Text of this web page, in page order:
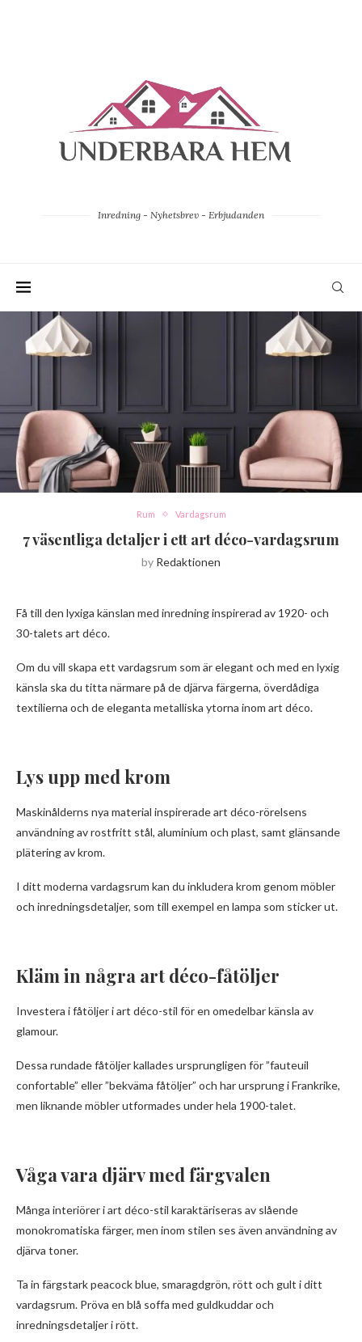
Inredning - Nyhetsbrev - Erbjudanden
Rum Vardagsrum
7 väsentliga detaljer i ett art déco-vardagsrum
by Redaktionen
Få till den lyxiga känslan med inredning inspirerad av 1920- och
30-talets art déco.
Om du vill skapa ett vardagsrum som är elegant och med en lyxig
känsla ska du titta närmare på de djärva färgerna, överdådiga
textilierna och de eleganta metalliska ytorna inom art déco.
Lys upp med krom
Maskinålderns nya material inspirerade art déco-rörelsens
användning av rostfritt stål, aluminium och plast, samt glänsande
plätering av krom.
I ditt moderna vardagsrum kan du inkludera krom genom möbler
och inredningsdetaljer, som till exempel en lampa som sticker ut.
Kläm in några art déco-fåtöljer
Investera i fåtöljer i art déco-stil för en omedelbar känsla av
glamour.
Dessa rundade fåtöljer kallades ursprungligen för ”fauteuil
confortable” eller ”bekväma fåtöljer” och har ursprung i Frankrike,
men liknande möbler utformades under hela 1900-talet.
Våga vara djärv med färgvalen
Många interiörer i art déco-stil karaktäriseras av slående
monokromatiska färger, men inom stilen ses även användning av
djärva toner.
Ta in färgstark peacock blue, smaragdgrön, rött och gult i ditt
vardagsrum. Pröva en blå soffa med guldkuddar och
inredningsdetaljer i rött.